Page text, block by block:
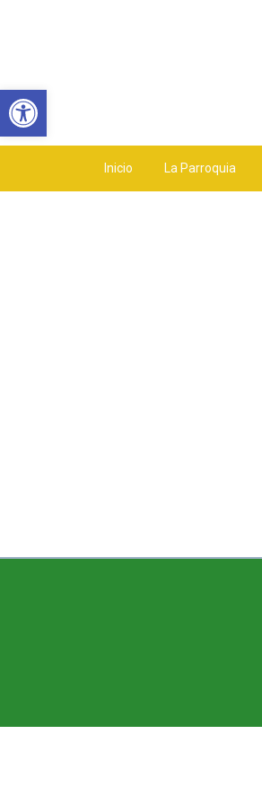
Inicio La Parroquia
Abrir barra de herramientas